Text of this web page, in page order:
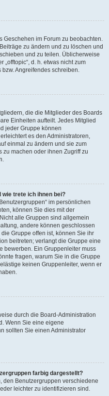
Geschehen im Forum zu beobachten.
zu ändern und zu löschen und
und zu teilen. Üblicherweise
d. h. etwas nicht zum
Angreifendes schreiben.
die die Mitglieder des Boards
Einheiten aufteilt. Jedes Mitglied
jeder Gruppe können
es den Administratoren,
einmal zu ändern und sie zum
zu machen oder ihnen Zugriff zu
wie trete ich ihnen bei?
im persönlichen
können Sie dies mit der
alle Gruppen sind allgemein
andere können geschlossen
Gruppe offen ist, können Sie ihr
beitreten; verlangt die Gruppe eine
bewerben. Ein Gruppenleiter muss
fragen, warum Sie in die Gruppe
keinen Gruppenleiter, wenn er
durch die Board-Administration
Wenn Sie eine eigene
sollten Sie einen Administrator
farbig dargestellt?
den Benutzergruppen verschiedene
leichter zu identifizieren sind.